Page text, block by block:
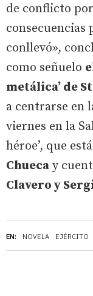
EN: NOVELA EJÉRCITO
de conflicto
consecuencias
conllevó»,
como señuelo
metálica’ de
a centrarse en
viernes en la
héroe’, que
Chueca y
Clavero y